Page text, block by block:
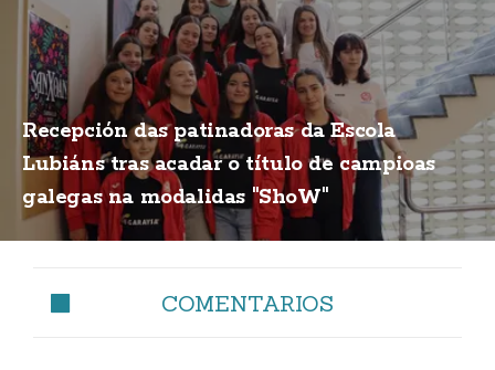
Recepción das patinadoras da Escola
Lubiáns tras acadar o título de campioas
galegas na modalidas "ShoW"
COMENTARIOS